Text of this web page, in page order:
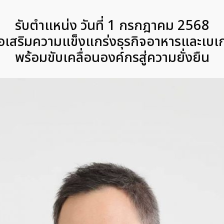
รับตำแหน่ง วันที่ 1 กรกฎาคม 2568
เสริมความแข็งแกร่งธุรกิจอาหารและเบเ
พร้อมขับเคลื่อนองค์กรสู่ความยั่งยืน